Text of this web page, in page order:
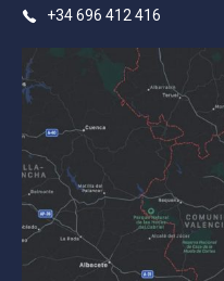
+34 696 412 416